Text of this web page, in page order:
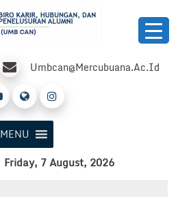
Umbcan@mercubuana.ac.id
MENU
Friday, 7 August, 2026